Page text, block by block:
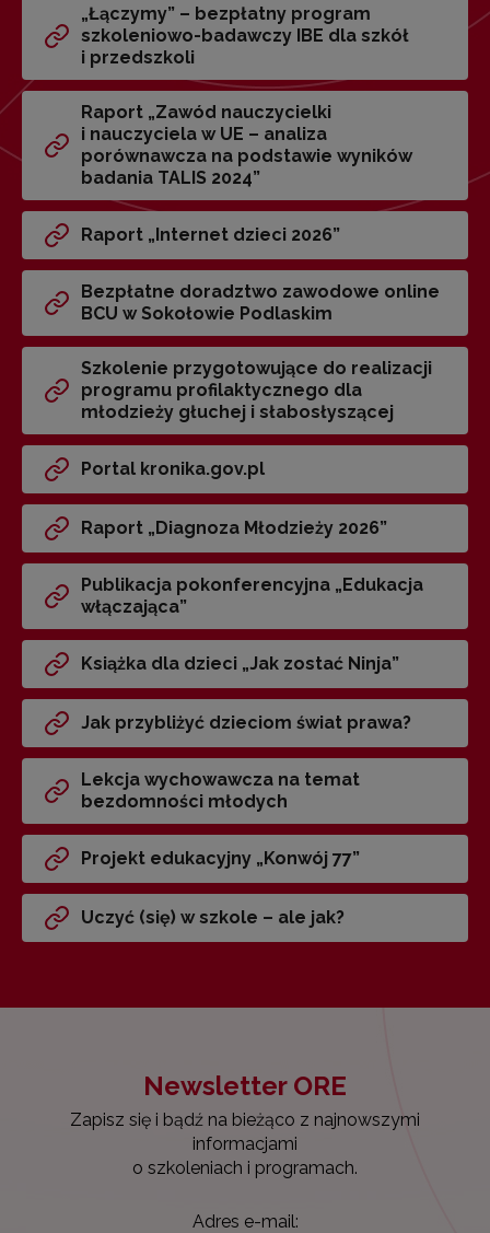
„Łączymy” – bezpłatny program
szkoleniowo-badawczy IBE dla szkół
i przedszkoli
Raport „Zawód nauczycielki
i nauczyciela w UE – analiza
porównawcza na podstawie wyników
badania TALIS 2024”
Raport „Internet dzieci 2026”
Bezpłatne doradztwo zawodowe online
BCU w Sokołowie Podlaskim
Szkolenie przygotowujące do realizacji
programu profilaktycznego dla
młodzieży głuchej i słabosłyszącej
Portal kronika.gov.pl
Raport „Diagnoza Młodzieży 2026”
Publikacja pokonferencyjna „Edukacja
włączająca”
Książka dla dzieci „Jak zostać Ninja”
Jak przybliżyć dzieciom świat prawa?
Lekcja wychowawcza na temat
bezdomności młodych
Projekt edukacyjny „Konwój 77”
Uczyć (się) w szkole – ale jak?
Newsletter ORE
Zapisz się i bądź na bieżąco z najnowszymi
informacjami
o szkoleniach i programach.
Adres e-mail: